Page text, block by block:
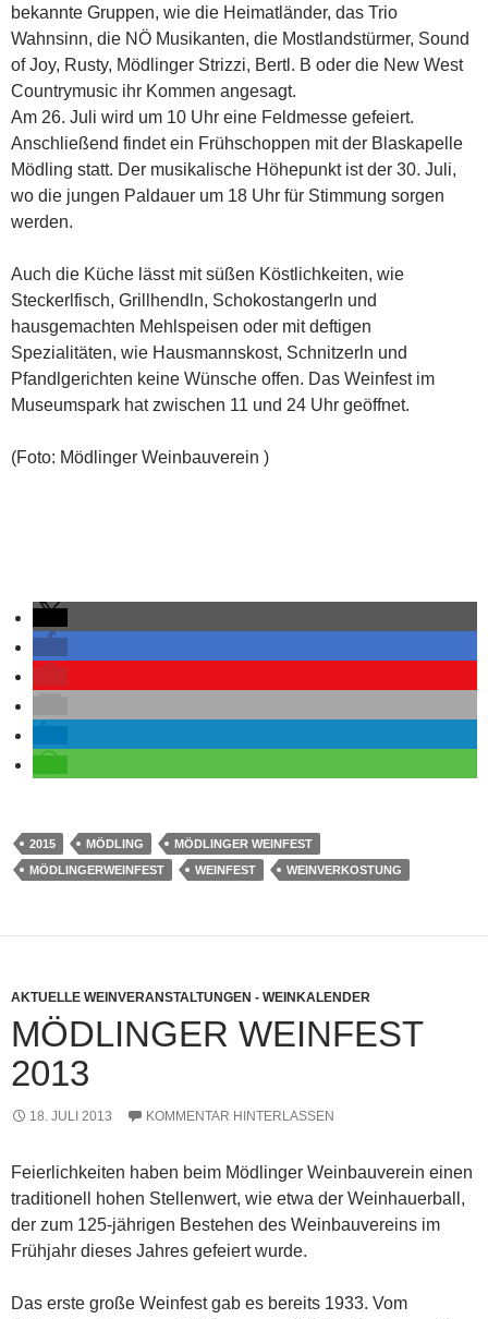
bekannte Gruppen, wie die Heimatländer, das Trio
Wahnsinn, die NÖ Musikanten, die Mostlandstürmer, Sound
of Joy, Rusty, Mödlinger Strizzi, Bertl. B oder die New West
Countrymusic ihr Kommen angesagt.
Am 26. Juli wird um 10 Uhr eine Feldmesse gefeiert.
Anschließend findet ein Frühschoppen mit der Blaskapelle
Mödling statt. Der musikalische Höhepunkt ist der 30. Juli,
wo die jungen Paldauer um 18 Uhr für Stimmung sorgen
werden.
Auch die Küche lässt mit süßen Köstlichkeiten, wie
Steckerlfisch, Grillhendln, Schokostangerln und
hausgemachten Mehlspeisen oder mit deftigen
Spezialitäten, wie Hausmannskost, Schnitzerln und
Pfandlgerichten keine Wünsche offen. Das Weinfest im
Museumspark hat zwischen 11 und 24 Uhr geöffnet.
(Foto: Mödlinger Weinbauverein )
2015 MÖDLING
MÖDLINGER WEINFEST
MÖDLINGERWEINFEST
WEINFEST WEINVERKOSTUNG
AKTUELLE WEINVERANSTALTUNGEN - WEINKALENDER
MÖDLINGER WEINFEST
2013
18. JULI 2013 KOMMENTAR HINTERLASSEN
Feierlichkeiten haben beim Mödlinger Weinbauverein einen
traditionell hohen Stellenwert, wie etwa der Weinhauerball,
der zum 125-jährigen Bestehen des Weinbauvereins im
Frühjahr dieses Jahres gefeiert wurde.
Das erste große Weinfest gab es bereits 1933. Vom